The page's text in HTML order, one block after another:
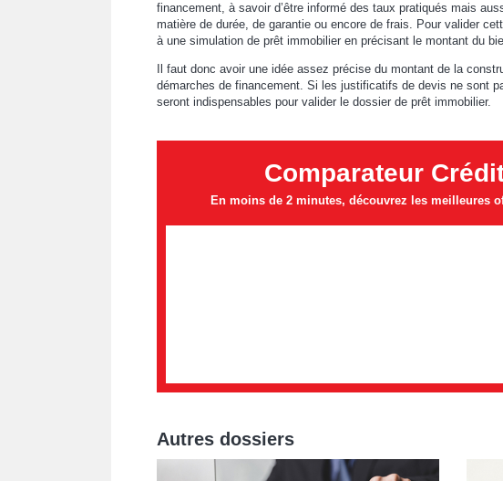
financement, à savoir d’être informé des taux pratiqués mais
matière de durée, de garantie ou encore de frais. Pour valider
à une simulation de prêt immobilier en précisant le montant du
Il faut donc avoir une idée assez précise du montant de la
démarches de financement. Si les justificatifs de devis ne sont
seront indispensables pour valider le dossier de prêt immobilier.
Comparateur
En moins de 2 minutes, découvrez les meilleures
Autres dossiers